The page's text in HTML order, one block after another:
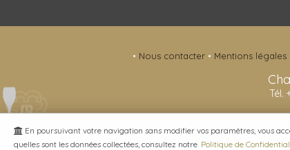
• Nous contacter • Mentions légales
Tél.
En poursuivant votre navigation sans modifier vos paramètres, vous
quelles sont les données collectées, consultez notre Politique de